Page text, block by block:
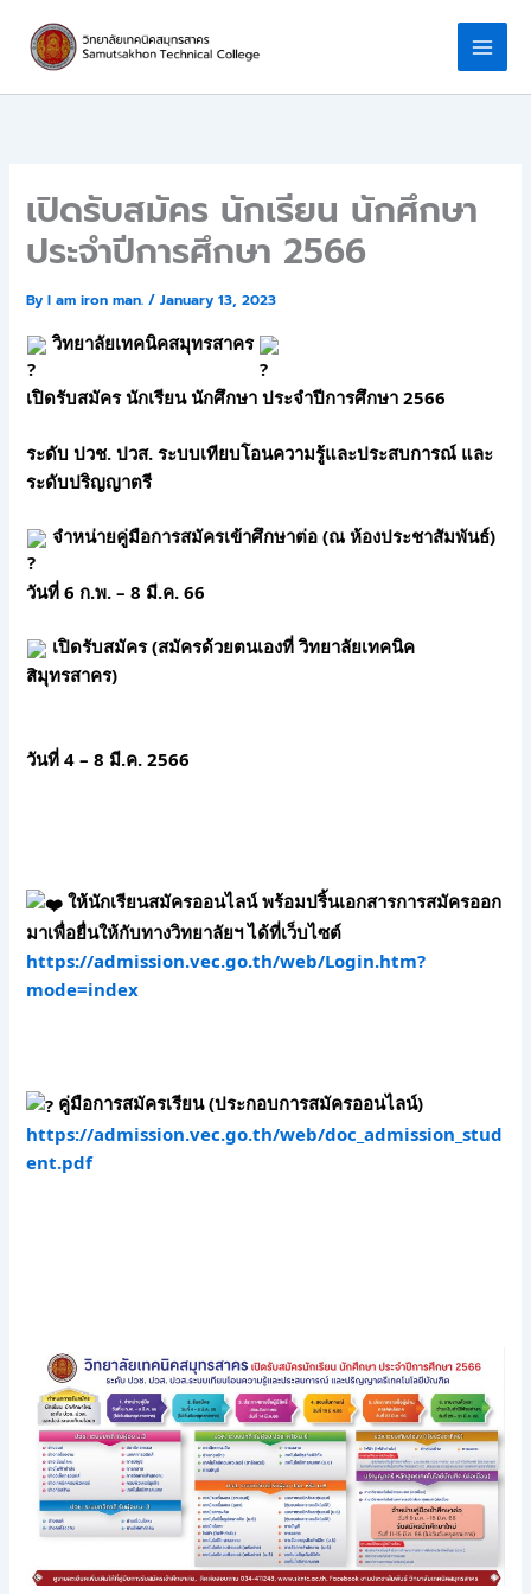
content
เปิดรับสมัคร นักเรียน นักศึกษา
ประจำปีการศึกษา 2566
ByI am iron man./January 13, 2023
วิทยาลัยเทคนิคสมุทรสาคร
เปิดรับสมัคร นักเรียน นักศึกษา ประจำปีการศึกษา 2566
ระดับ ปวช. ปวส. ระบบเทียบโอนความรู้และประสบการณ์ และ
ระดับปริญญาตรี
จำหน่ายคู่มือการสมัครเข้าศึกษาต่อ (ณ ห้องประชาสัมพันธ์)
วันที่ 6 ก.พ. – 8 มี.ค. 66
️เปิดรับสมัคร (สมัครด้วยตนเองที่ วิทยาลัยเทคนิค
สมุทรสาคร)
วันที่ 4 – 8 มี.ค. 2566
ให้นักเรียนสมัครออนไลน์ พร้อมปริ้นเอกสารการสมัครออก
https://admission.vec.go.th/web/Login.htm?
mode=index
https://admission.vec.go.th/web/doc_admission_stud
ent.pdf